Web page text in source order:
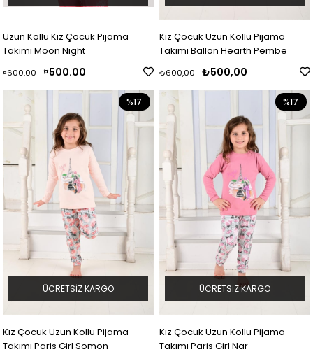
Uzun Kollu Kız Çocuk Pijama
Takımı Moon Nıght
¤500.00
¤600.00
Kız Çocuk Uzun Kollu Pijama
Takımı Ballon Hearth Pembe
₺500,00
₺600,00
Kız Çocuk Uzun Kollu Pijama
Takımı Paris Girl Somon
%17
ÜCRETSIZ KARGO
Kız Çocuk Uzun Kollu Pijama
Takımı Paris Girl Nar
%17
ÜCRETSIZ KARGO